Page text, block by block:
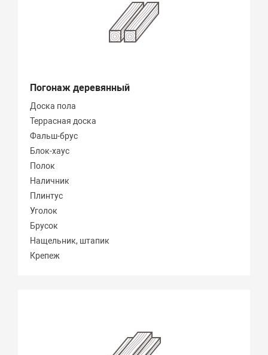
Погонаж деревянный
Доска пола
Террасная доска
Фальш-брус
Блок-хаус
Полок
Наличник
Плинтус
Уголок
Брусок
Нащельник, штапик
Крепеж